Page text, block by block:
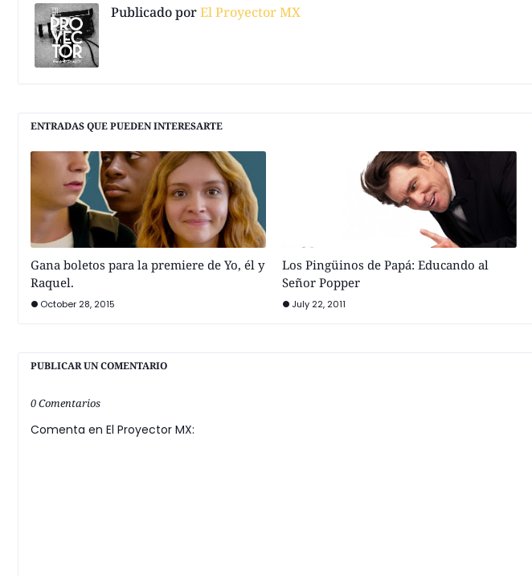
Publicado porEl Proyector MX
ENTRADAS QUE PUEDEN INTERESARTE
Gana boletos para la premiere de Yo, él y
Raquel.
October 28, 2015
Los Pingüinos de Papá: Educando al
Señor Popper
July 22, 2011
PUBLICAR UN COMENTARIO
0 Comentarios
Comenta en El Proyector MX: